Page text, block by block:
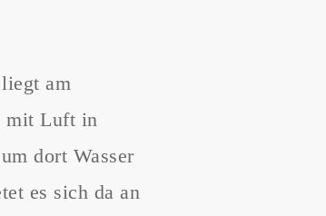
am
mit Luft in
dort Wasser
es sich da an